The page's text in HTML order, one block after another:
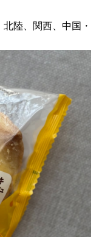
陸、関西、中国・